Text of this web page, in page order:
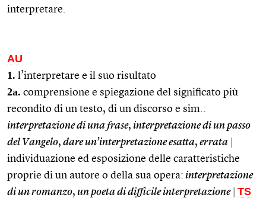
interpretare.
AU
1. l’interpretare e il suo risultato
2a. comprensione e spiegazione del significato più
recondito di un testo, di un discorso e sim.:
interpretazione di una frase, interpretazione di un passo
del Vangelo, dare un’interpretazione esatta, errata
individuazione ed esposizione delle caratteristiche
proprie di un autore o della sua opera: interpretazione
di un romanzo, un poeta di difficile interpretazione TS